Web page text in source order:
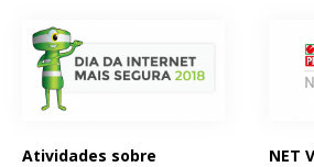
Atividades sobre
NET
Páginas